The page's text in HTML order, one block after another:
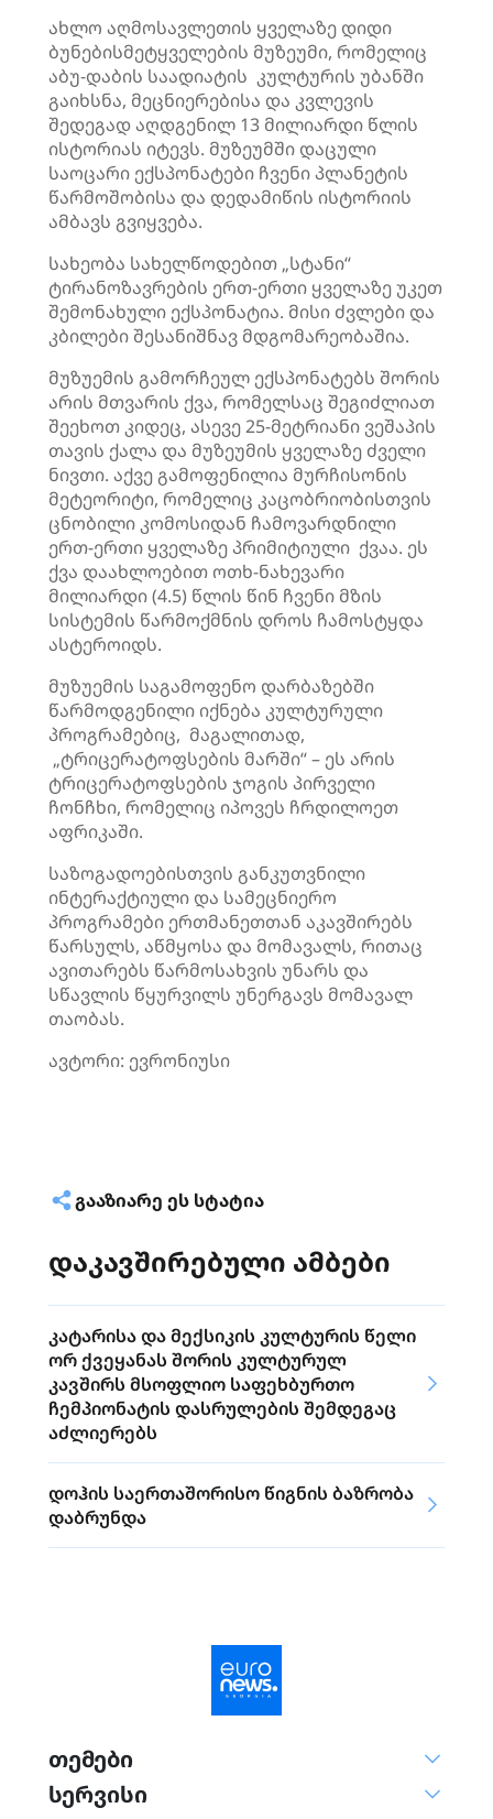
ახლო აღმოსავლეთის ყველაზე დიდი
ბუნებისმეტყველების მუზეუმი, რომელიც
აბუ-დაბის საადიატის კულტურის უბანში
გაიხსნა, მეცნიერებისა და კვლევის
შედეგად აღდგენილ 13 მილიარდი წლის
ისტორიას იტევს. მუზეუმში დაცული
საოცარი ექსპონატები ჩვენი პლანეტის
წარმოშობისა და დედამიწის ისტორიის
ამბავს გვიყვება.
სახეობა სახელწოდებით „სტანი“
ტირანოზავრების ერთ-ერთი ყველაზე უკეთ
შემონახული ექსპონატია. მისი ძვლები და
კბილები შესანიშნავ მდგომარეობაშია.
მუზუემის გამორჩეულ ექსპონატებს შორის
არის მთვარის ქვა, რომელსაც შეგიძლიათ
შეეხოთ კიდეც, ასევე 25-მეტრიანი ვეშაპის
თავის ქალა და მუზეუმის ყველაზე ძველი
ნივთი. აქვე გამოფენილია მურჩისონის
მეტეორიტი, რომელიც კაცობრიობისთვის
ცნობილი კომოსიდან ჩამოვარდნილი
ერთ-ერთი ყველაზე პრიმიტიული ქვაა. ეს
ქვა დაახლოებით ოთხ-ნახევარი
მილიარდი (4.5) წლის წინ ჩვენი მზის
სისტემის წარმოქმნის დროს ჩამოსტყდა
ასტეროიდს.
მუზუემის საგამოფენო დარბაზებში
წარმოდგენილი იქნება კულტურული
პროგრამებიც, მაგალითად,
„ტრიცერატოფსების მარში“ – ეს არის
ტრიცერატოფსების ჯოგის პირველი
ჩონჩხი, რომელიც იპოვეს ჩრდილოეთ
აფრიკაში.
საზოგადოებისთვის განკუთვნილი
ინტერაქტიული და სამეცნიერო
პროგრამები ერთმანეთთან აკავშირებს
წარსულს, აწმყოსა და მომავალს, რითაც
ავითარებს წარმოსახვის უნარს და
სწავლის წყურვილს უნერგავს მომავალ
თაობას.
ავტორი: ევრონიუსი
ᲒᲐᲐᲖᲘᲐᲠᲔ ᲔᲡ ᲡᲢᲐᲢᲘᲐ
დაკავშირებული ამბები
კატარისა და მექსიკის კულტურის წელი
ორ ქვეყანას შორის კულტურულ
კავშირს მსოფლიო საფეხბურთო
ჩემპიონატის დასრულების შემდეგაც
აძლიერებს
დოჰის საერთაშორისო წიგნის ბაზრობა
დაბრუნდა
თემები
სერვისი